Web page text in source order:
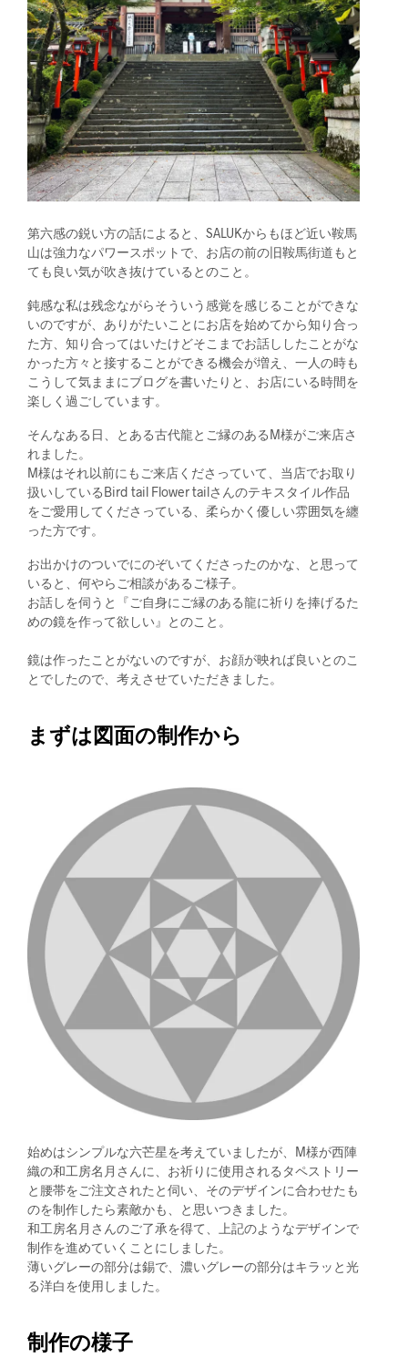
第六感の鋭い方の話によると、SALUKからもほど近い鞍馬
山は強力なパワースポットで、お店の前の旧鞍馬街道もと
ても良い気が吹き抜けているとのこと。
鈍感な私は残念ながらそういう感覚を感じることができな
いのですが、ありがたいことにお店を始めてから知り合っ
た方、知り合ってはいたけどそこまでお話ししたことがな
かった方々と接することができる機会が増え、一人の時も
こうして気ままにブログを書いたりと、お店にいる時間を
楽しく過ごしています。
そんなある日、とある古代龍とご縁のあるM様がご来店さ
れました。
M様はそれ以前にもご来店くださっていて、当店でお取り
扱いしているBird tail Flower tailさんのテキスタイル作品
をご愛用してくださっている、柔らかく優しい雰囲気を纏
った方です。
お出かけのついでにのぞいてくださったのかな、と思って
いると、何やらご相談があるご様子。
お話しを伺うと『ご自身にご縁のある龍に祈りを捧げるた
めの鏡を作って欲しい』とのこと。
鏡は作ったことがないのですが、お顔が映れば良いとのこ
とでしたので、考えさせていただきました。
まずは図面の制作から
始めはシンプルな六芒星を考えていましたが、M様が西陣
織の和工房名月さんに、お祈りに使用されるタペストリー
と腰帯をご注文されたと伺い、そのデザインに合わせたも
のを制作したら素敵かも、と思いつきました。
和工房名月さんのご了承を得て、上記のようなデザインで
制作を進めていくことにしました。
薄いグレーの部分は錫で、濃いグレーの部分はキラッと光
る洋白を使用しました。
制作の様子